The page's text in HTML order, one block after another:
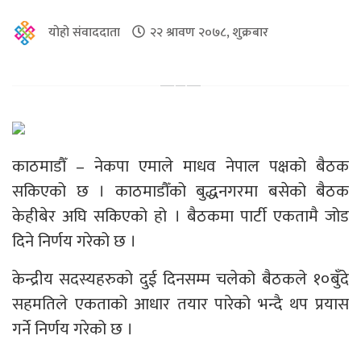
योहो संवाददाता २२ श्रावण २०७८, शुक्रबार
काठमाडौँ – नेकपा एमाले माधव नेपाल पक्षको बैठक
सकिएको छ । काठमाडौँको बुद्धनगरमा बसेको बैठक
केहीबेर अघि सकिएको हो । बैठकमा पार्टी एकतामै जोड
दिने निर्णय गरेको छ ।
केन्द्रीय सदस्यहरुको दुई दिनसम्म चलेको बैठकले १०बुँदे
सहमतिले एकताको आधार तयार पारेको भन्दै थप प्रयास
गर्ने निर्णय गरेको छ ।